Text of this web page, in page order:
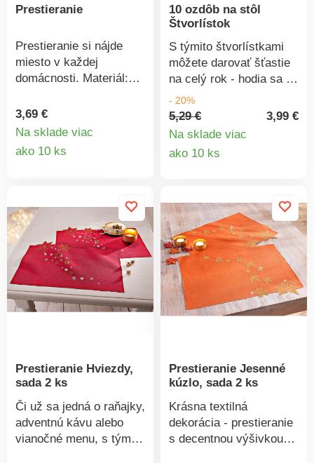
Prestieranie
Prestieranie si nájde
miesto v každej
domácnosti. Materiál:
bavlna, 25%
recyklovaný polyester.
Prestieranie Zimný
3,69 €
Na sklade viac
ako 10 ks
10 ozdôb na stôl
Štvorlístok
S týmito štvorlístkami
môžete darovať šťastie
na celý rok - hodia sa ku
každej príležitosti, aj na
sviatky! Plsť, každý 3 x
3,5 cm.
- 20%
5,29 €
3,99 €
Na sklade viac
ako 10 ks
Prestieranie Hviezdy,
sada 2 ks
Či už sa jedná o raňajky,
adventnú kávu alebo
vianočné menu, s týmto
Prestieranie Jesenné
kúzlo, sada 2 ks
Krásna textilná
dekorácia - prestieranie
s decentnou výšivkou